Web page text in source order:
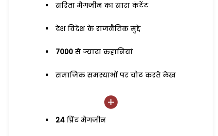
सरिता मैगजीन का सारा कंटेंट
देश विदेश के राजनैतिक मुद्दे
7000 से ज्यादा कहानियां
समाजिक समस्याओं पर चोट करते लेख
24 प्रिंट मैगजीन